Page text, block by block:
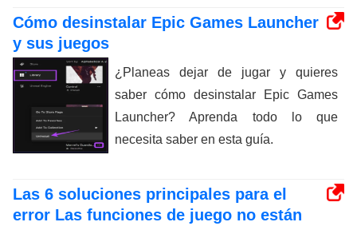
Cómo desinstalar Epic Games Launcher
y sus juegos
¿Planeas dejar de jugar y quieres
saber cómo desinstalar Epic Games
Launcher? Aprenda todo lo que
necesita saber en esta guía.
Las 6 soluciones principales para el
error Las funciones de juego no están